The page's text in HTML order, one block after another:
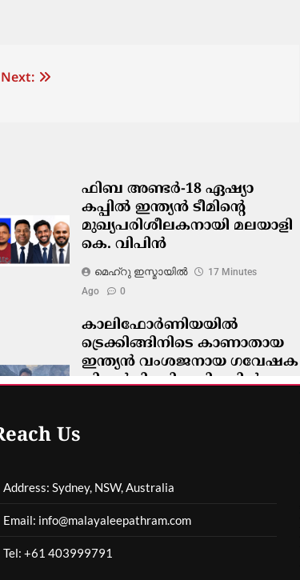
Next:
ഫിബ അണ്ടർ-18 ഏഷ്യാ
കപ്പിൽ ഇന്ത്യൻ ടീമിന്റെ
മുഖ്യപരിശീലകനായി മലയാളി
കെ. വിപിൻ
മെഹ്റു ഇസ്മായില്‍
17 Minutes
Ago
0
കാലിഫോർണിയയിൽ
ട്രെക്കിങ്ങിനിടെ കാണാതായ
ഇന്ത്യൻ വംശജനായ ഗവേഷക
വിദ്യാർഥി മരിച്ച നിലയിൽ
Us
Address: Sydney, NSW, Australia
Email: info@malayaleepathram.com
Tel: +61 403999791